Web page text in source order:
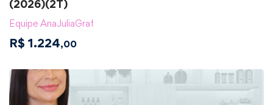
(2026)(2T)
Equipe AnaJuliaGraf
R$ 1.224,00